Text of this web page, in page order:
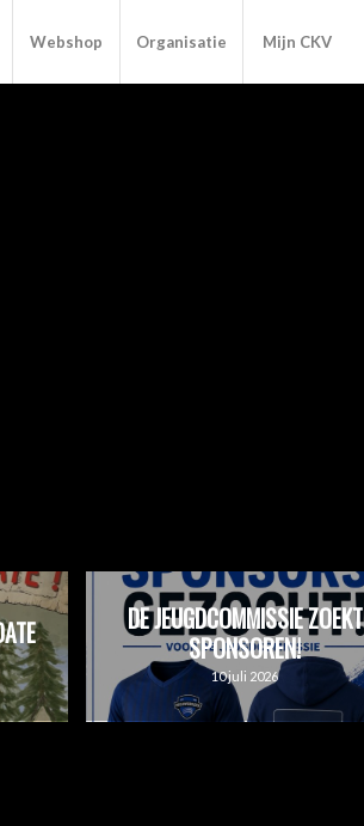
Webshop Organisatie Mijn CKV
DE JEUGDCOMMISSIE ZOEKT
SPONSOREN!
10 juli 2026